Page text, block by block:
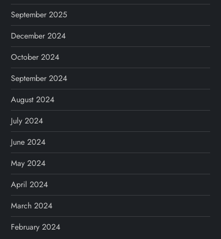
September 2025
December 2024
October 2024
September 2024
August 2024
July 2024
June 2024
May 2024
April 2024
March 2024
February 2024